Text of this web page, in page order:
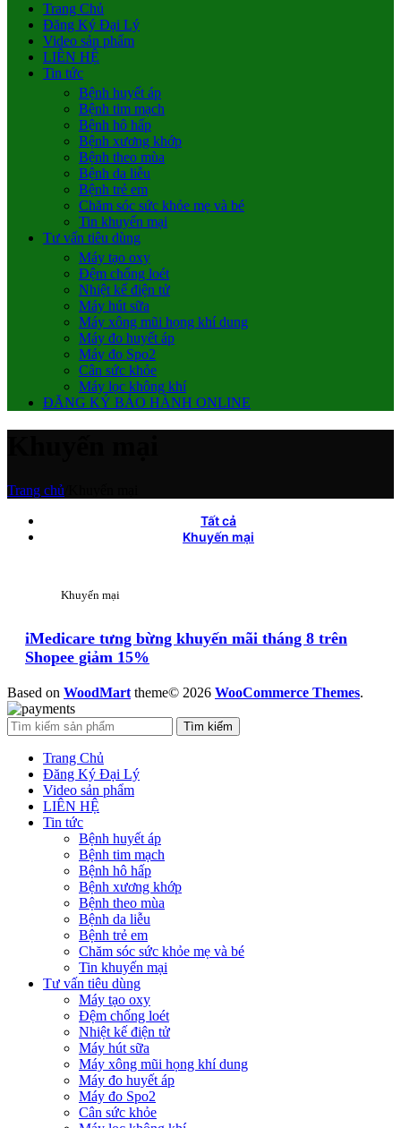
Trang Chủ
Đăng Ký Đại Lý
Video sản phẩm
LIÊN HỆ
Tin tức
Bệnh huyết áp
Bệnh tim mạch
Bệnh hô hấp
Bệnh xương khớp
Bệnh theo mùa
Bệnh da liễu
Bệnh trẻ em
Chăm sóc sức khỏe mẹ và bé
Tin khuyến mại
Tư vấn tiêu dùng
Máy tạo oxy
Đệm chống loét
Nhiệt kế điện tử
Máy hút sữa
Máy xông mũi họng khí dung
Máy đo huyết áp
Máy đo Spo2
Cân sức khỏe
Máy lọc không khí
ĐĂNG KÝ BẢO HÀNH ONLINE
Trang chủ
Tất cả
Khuyến mại
Khuyến mại
iMedicare tưng bừng khuyến mãi tháng 8 trên
Shopee giảm 15%
Based on WoodMart theme© 2026 WooCommerce Themes.
Tìm kiếm
Trang Chủ
Đăng Ký Đại Lý
Video sản phẩm
LIÊN HỆ
Tin tức
Bệnh huyết áp
Bệnh tim mạch
Bệnh hô hấp
Bệnh xương khớp
Bệnh theo mùa
Bệnh da liễu
Bệnh trẻ em
Chăm sóc sức khỏe mẹ và bé
Tin khuyến mại
Tư vấn tiêu dùng
Máy tạo oxy
Đệm chống loét
Nhiệt kế điện tử
Máy hút sữa
Máy xông mũi họng khí dung
Máy đo huyết áp
Máy đo Spo2
Cân sức khỏe